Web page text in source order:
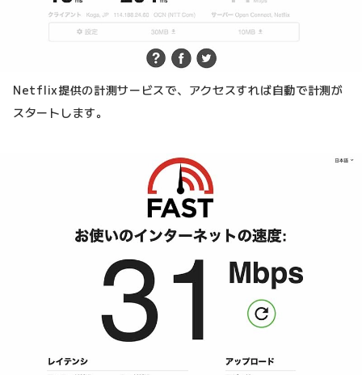
Netflix提供の計測サービスで、アクセスすれば自動で計測が
スタートします。